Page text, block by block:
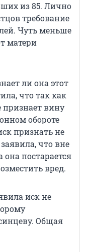
из 85. Лично
требование
Чуть меньше
матери
ли она этот
что так как
признает вину
обороте
признать не
что вне
постарается
вред.
иск не
Общая